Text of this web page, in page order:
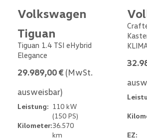
Volkswagen
Tiguan
Tiguan 1.4 TSI eHybrid
Elegance
29.989,00 € (MwSt.
ausweisbar)
Leistung: 110 kW
(150 PS)
Kilometer:36.570
km
EZ: